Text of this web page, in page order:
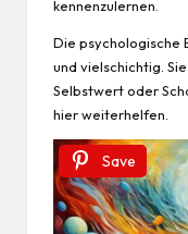
kennenzulernen.
Die psychologische
und vielschichtig.
Selbstwert oder
hier weiterhelfen.
Save